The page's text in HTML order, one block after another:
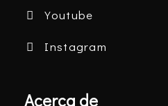
Youtube
Instagram
Acerca de